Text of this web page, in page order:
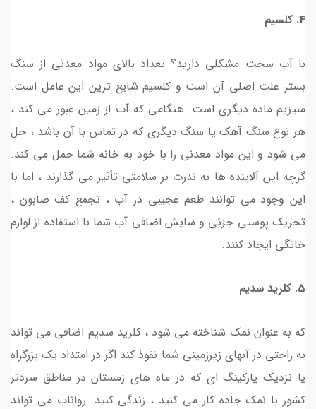
4. کلسیم
با آب سخت مشکلی دارید؟ تعداد بالای مواد معدنی از سنگ
بستر علت اصلی آن است و کلسیم شایع ترین این عامل است.
منیزیم ماده دیگری است. هنگامی که آب از زمین عبور می کند ،
هر نوع سنگ آهک یا سنگ دیگری که در تماس با آن باشد ، حل
می شود و این مواد معدنی را با خود به خانه شما حمل می کند.
گرچه این آلاینده ها به ندرت بر سلامتی تأثیر می گذارند ، اما با
این وجود می توانند طعم عجیبی در آب ، تجمع کف صابون ،
تحریک پوستی جزئی و سایش اضافی آب شما با استفاده از لوازم
خانگی ایجاد کنند.
5. کلرید سدیم
که به عنوان نمک شناخته می شود ، کلرید سدیم اضافی می تواند
به راحتی در آبهای زیرزمینی شما نفوذ کند اگر در امتداد یک بزرگراه
یا نزدیک پارکینگ ای که در ماه های زمستان در مناطق سردتر
کشور با نمک جاده کار می کنید ، زندگی کنید. رواناب می تواند